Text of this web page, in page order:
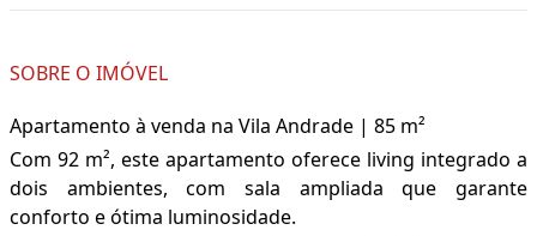
SOBRE O IMÓVEL
Apartamento à venda na Vila Andrade | 85 m²
Com 92 m², este apartamento oferece living integrado a
dois ambientes, com sala ampliada que garante
conforto e ótima luminosidade.